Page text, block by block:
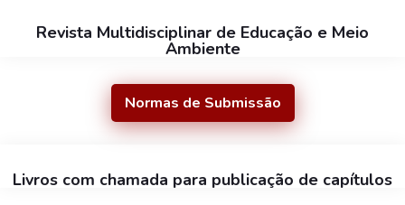
Revista Multidisciplinar de Educação e Meio
Ambiente
Normas de Submissão
Livros com chamada para publicação de capítulos